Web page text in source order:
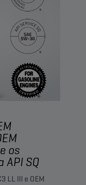
os
SQ
LL III e OEM